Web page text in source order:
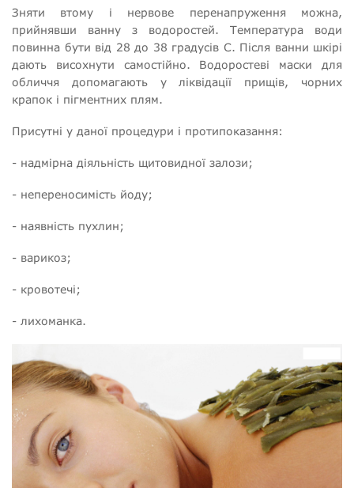
Зняти втому і нервове перенапруження можна,
прийнявши ванну з водоростей. Температура води
повинна бути від 28 до 38 градусів С. Після ванни шкірі
дають висохнути самостійно. Водоростеві маски для
обличчя допомагають у ліквідації прищів, чорних
крапок і пігментних плям.
Присутні у даної процедури і протипоказання:
- надмірна діяльність щитовидної залози;
- непереносимість йоду;
- наявність пухлин;
- варикоз;
- кровотечі;
- лихоманка.